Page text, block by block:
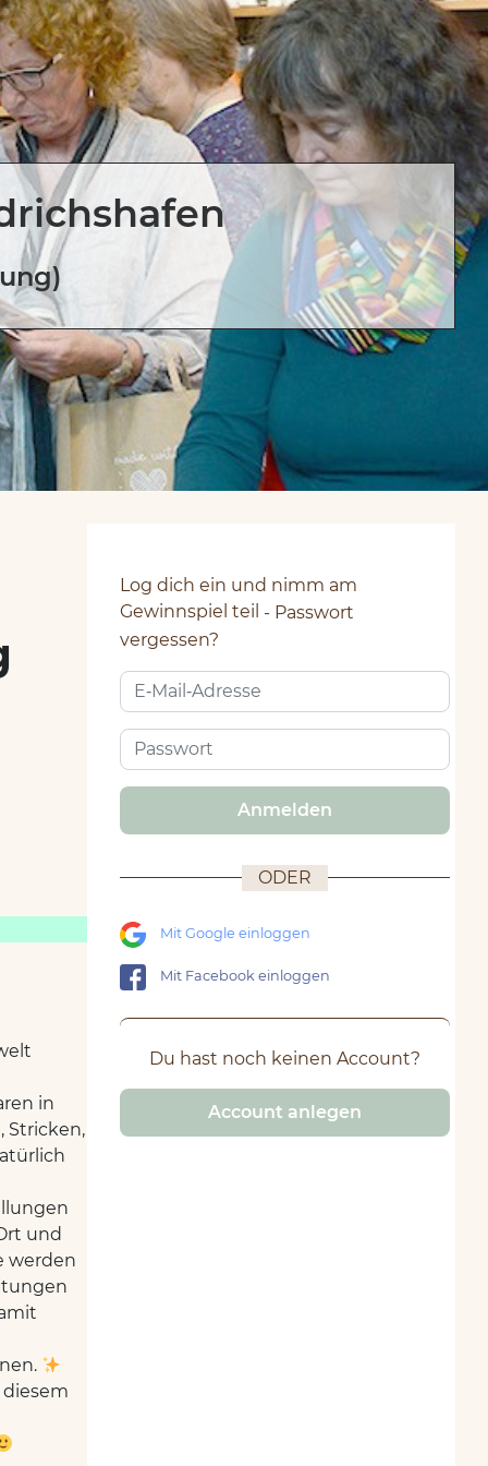
in
Stricken,
und
werden
diesem
Log dich ein und nimm am
Gewinnspiel teil
Passwort
vergessen?
Anmelden
ODER
Mit Google einloggen
Mit Facebook einloggen
Du hast noch keinen Account?
Account anlegen